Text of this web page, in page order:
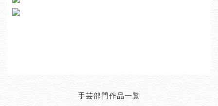
手芸部門作品一覧